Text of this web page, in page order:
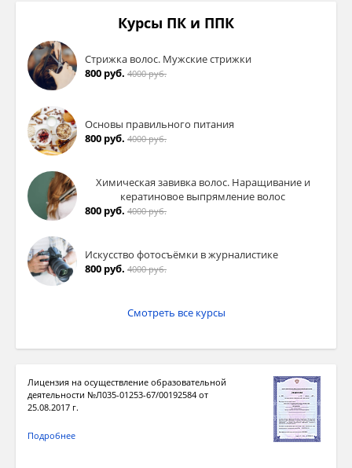
Курсы ПК и ППК
Стрижка волос. Мужские стрижки
800 руб. 4000 руб.
Основы правильного питания
800 руб. 4000 руб.
Химическая завивка волос. Наращивание и
кератиновое выпрямление волос
800 руб. 4000 руб.
Искусство фотосъёмки в журналистике
800 руб. 4000 руб.
Смотреть все курсы
Лицензия на осуществление образовательной
деятельности №Л035-01253-67/00192584 от
25.08.2017 г.
Подробнее